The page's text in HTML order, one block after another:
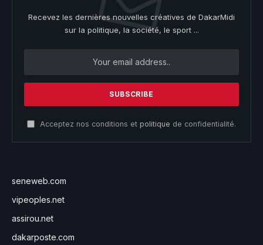
Recevez les dernières nouvelles créatives de DakarMidi
sur la politique, la société, le sport ...
Acceptez nos conditions et politique de confidentialité.
seneweb.com
vipeoples.net
assirou.net
dakarposte.com